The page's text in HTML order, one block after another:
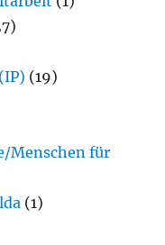
(19)
Menschen für
(1)